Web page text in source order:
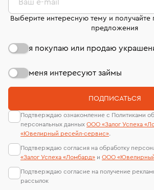
Ваш e-mail
Выберите интересную тему и получайте
предложения
я покупаю или продаю
меня интересуют займы
ПОДПИСАТЬСЯ
Подтверждаю ознакомление с Политиками
персональных данных ООО «Залог Успеха
«Ювелирный ресейл-сервиc».
Подтверждаю согласия на обработку
«Залог Успеха «Ломбард» и ООО
Подтверждаю согласие на получение
рассылок